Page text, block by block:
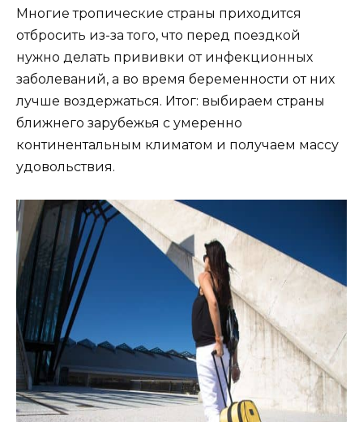
Многие тропические страны приходится
отбросить из-за того, что перед поездкой
нужно делать прививки от инфекционных
заболеваний, а во время беременности от них
лучше воздержаться. Итог: выбираем страны
ближнего зарубежья с умеренно
континентальным климатом и получаем массу
удовольствия.